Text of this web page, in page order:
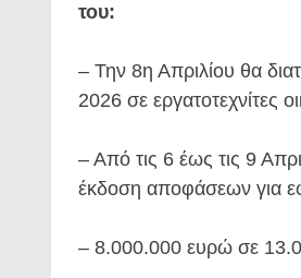
του:
– Την 8η Απριλίου θα
2026 σε εργατοτεχνίτες
– Από τις 6 έως τις 9
έκδοση αποφάσεων για
– 8.000.000 ευρώ σε